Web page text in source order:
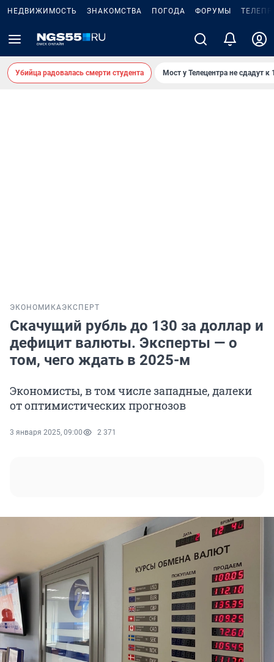
НЕДВИЖИМОСТЬ ЗНАКОМСТВА ПОГОДА ФОРУМЫ
Убийца радовалась смерти студента Мост у Телецентра не сдадут к
ЭКОНОМИКАЭКСПЕРТ
Скачущий рубль до 130 за доллар и
дефицит валюты. Эксперты — о
том, чего ждать в 2025-м
Экономисты, в том числе западные, далеки
от оптимистических прогнозов
3 января 2025, 09:00 2 371